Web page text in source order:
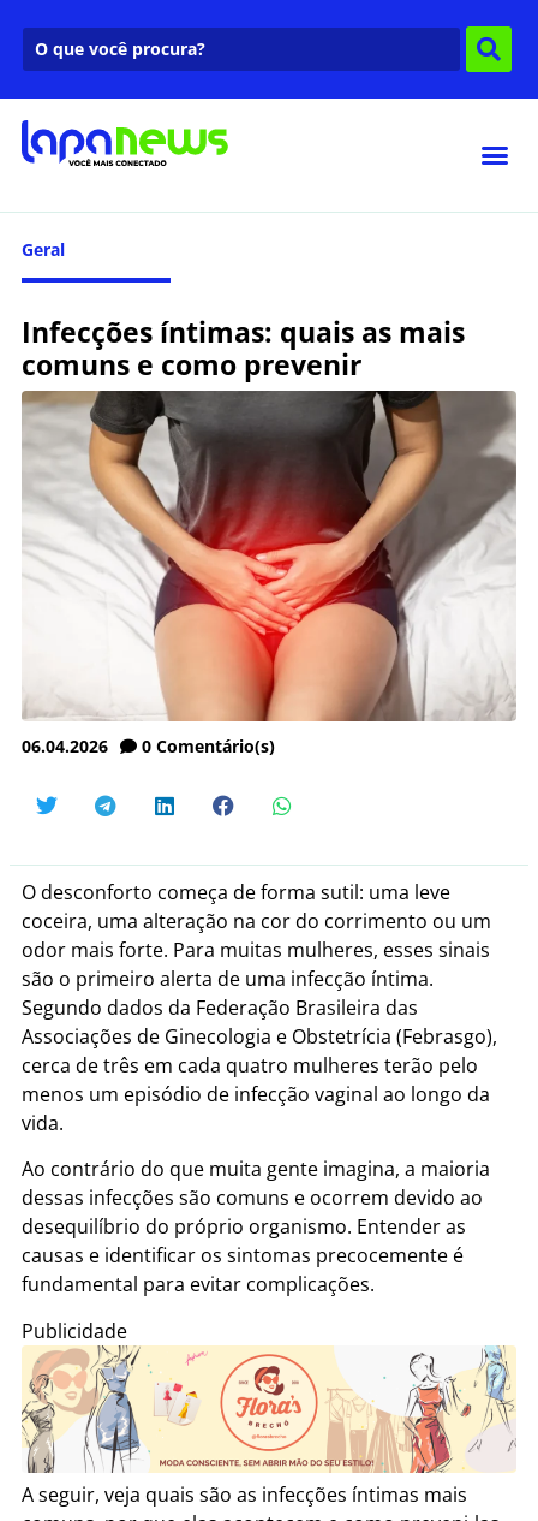
Geral
Infecções íntimas: quais as mais
comuns e como prevenir
06.04.2026 0 Comentário(s)
O desconforto começa de forma sutil: uma leve
coceira, uma alteração na cor do corrimento ou um
odor mais forte. Para muitas mulheres, esses sinais
são o primeiro alerta de uma infecção íntima.
Segundo dados da Federação Brasileira das
Associações de Ginecologia e Obstetrícia (Febrasgo),
cerca de três em cada quatro mulheres terão pelo
menos um episódio de infecção vaginal ao longo da
vida.
Ao contrário do que muita gente imagina, a maioria
dessas infecções são comuns e ocorrem devido ao
desequilíbrio do próprio organismo. Entender as
causas e identificar os sintomas precocemente é
fundamental para evitar complicações.
Publicidade
A seguir, veja quais são as infecções íntimas mais